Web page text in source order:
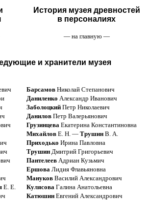
История музея древностей
в персоналиях
— на главную —
и хранители музея
Е. Е.
Барсамов Николай Степанович
Даниленко Александр Иванович
Заболоцкий Петр Николаевич
Данилов Петр Валерьянович
Грузинцева Екатерина Константиновна
Михайлов Е. Н. — Трушин В. А.
Приходько Ирина Павловна
Трушин Дмитрий Григорьевич
Пантелеев Адриан Кузьмич
Ершова Лидия Флавьяновна
Мануков Василий Александрович
Кулясова Галина Анатольевна
Катюшин Евгений Александрович